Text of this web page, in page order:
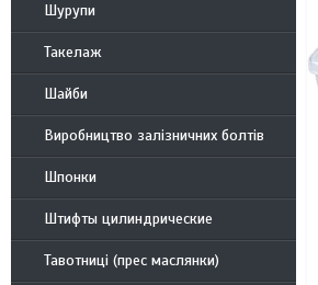
Шурупи
Такелаж
Шайби
Виробництво залізничних болтів
Шпонки
Штифты цилиндрические
Тавотниці (прес маслянки)